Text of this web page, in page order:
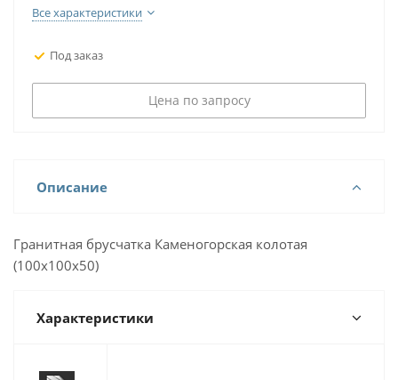
Все характеристики
Под заказ
Цена по запросу
Описание
Гранитная брусчатка Каменогорская колотая
(100х100х50)
Характеристики